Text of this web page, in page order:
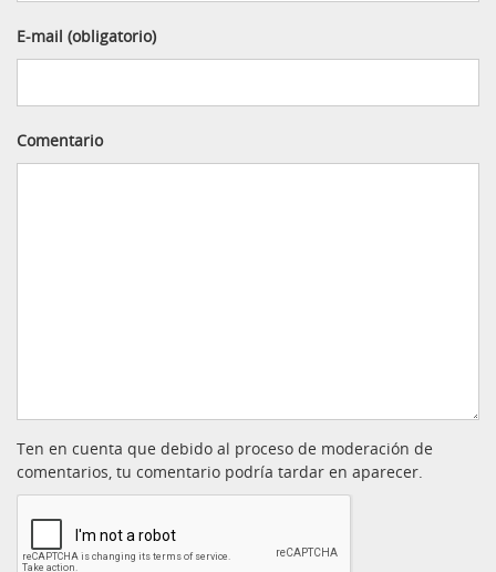
E-mail (obligatorio)
Comentario
Ten en cuenta que debido al proceso de moderación de
comentarios, tu comentario podría tardar en aparecer.